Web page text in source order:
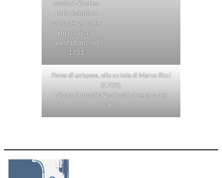
sostituì Nicolino
nellaSalustia a
causa della morte
improvvisa di
quest’ultimo nel
1731
Prova di un’opera, olio su tela di Marco Ricci
(1709).
Nicola Grimaldi (Nicolino) è al centro che
canta.